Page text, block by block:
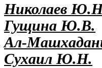
Николаев
Гущина Ю.В.
Ал-
Сухаил Ю.Н.